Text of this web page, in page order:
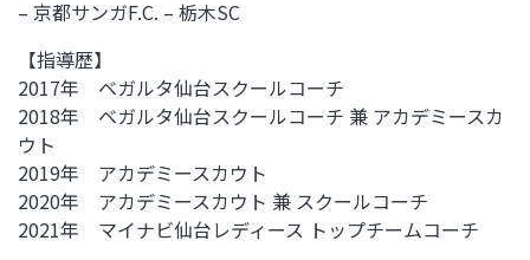
– 京都サンガF.C. – 栃木SC
【指導歴】
2017年 ベガルタ仙台スクールコーチ
2018年 ベガルタ仙台スクールコーチ 兼 アカデミースカ
ウト
2019年 アカデミースカウト
2020年 アカデミースカウト 兼 スクールコーチ
2021年 マイナビ仙台レディース トップチームコーチ